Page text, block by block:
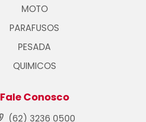
MOTO
PARAFUSOS
PESADA
QUIMICOS
Fale Conosco
(62) 3236 0500